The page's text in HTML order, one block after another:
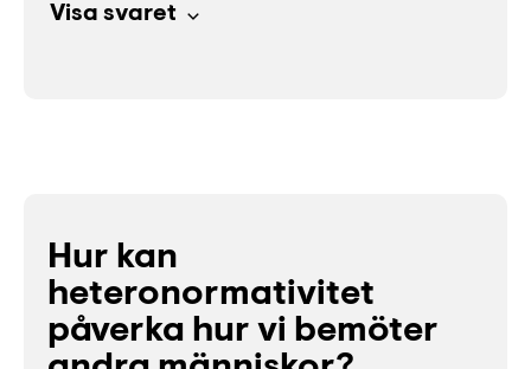
Visa svaret
Hur kan
heteronormativitet
påverka hur vi bemöter